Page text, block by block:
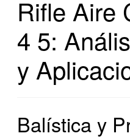
Rifle Aire
4 5:
y
Balística y